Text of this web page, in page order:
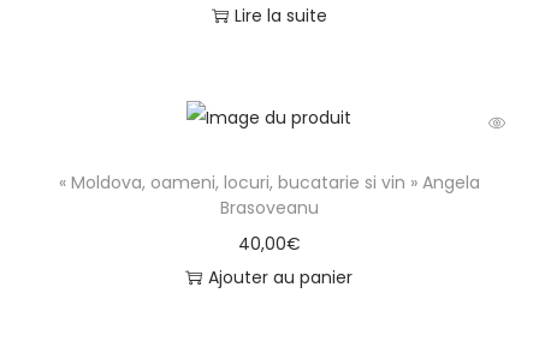
Lire la suite
« Moldova, oameni, locuri, bucatarie si vin » Angela
Brasoveanu
40,00€
Ajouter au panier